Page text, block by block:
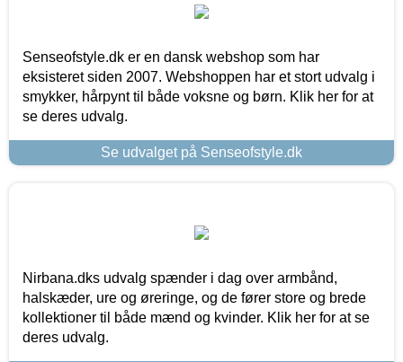
Senseofstyle.dk er en dansk webshop som har
eksisteret siden 2007. Webshoppen har et stort udvalg i
smykker, hårpynt til både voksne og børn. Klik her for at
se deres udvalg.
Se udvalget på Senseofstyle.dk
Nirbana.dks udvalg spænder i dag over armbånd,
halskæder, ure og øreringe, og de fører store og brede
kollektioner til både mænd og kvinder. Klik her for at se
deres udvalg.